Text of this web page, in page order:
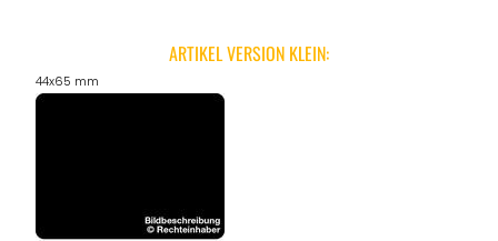
ARTIKEL VERSION KLEIN:
44x65 mm